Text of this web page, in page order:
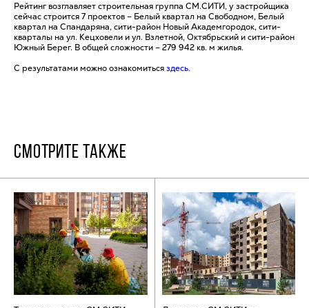
Рейтинг возглавляет строительная группа СМ.СИТИ, у застройщика
сейчас строится 7 проектов – Белый квартал на Свободном, Белый
квартал на Спандаряна, сити-район Новый Академгородок, сити-
кварталы на ул. Кецховели и ул. Взлетной, Октябрьский и сити-район
Южный Берег. В общей сложности – 279 942 кв. м жилья.
С результатами можно ознакомитьсяздесь.
СМОТРИТЕ ТАКЖЕ